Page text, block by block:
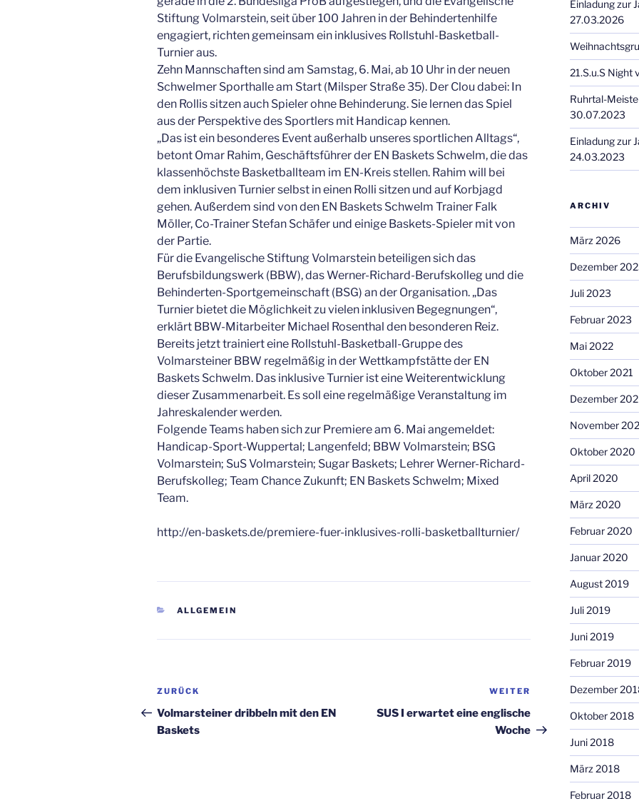
Stiftung Volmarstein, seit über 100 Jahren in der Behindertenhilfe
engagiert, richten gemeinsam ein inklusives Rollstuhl-Basketball-
Turnier aus.
Zehn Mannschaften sind am Samstag, 6. Mai, ab 10 Uhr in der neuen
Schwelmer Sporthalle am Start (Milsper Straße 35). Der Clou dabei: In
den Rollis sitzen auch Spieler ohne Behinderung. Sie lernen das Spiel
aus der Perspektive des Sportlers mit Handicap kennen.
„Das ist ein besonderes Event außerhalb unseres sportlichen Alltags“,
betont Omar Rahim, Geschäftsführer der EN Baskets Schwelm, die das
klassenhöchste Basketballteam im EN-Kreis stellen. Rahim will bei
dem inklusiven Turnier selbst in einen Rolli sitzen und auf Korbjagd
gehen. Außerdem sind von den EN Baskets Schwelm Trainer Falk
Möller, Co-Trainer Stefan Schäfer und einige Baskets-Spieler mit von
der Partie.
Für die Evangelische Stiftung Volmarstein beteiligen sich das
Berufsbildungswerk (BBW), das Werner-Richard-Berufskolleg und die
Behinderten-Sportgemeinschaft (BSG) an der Organisation. „Das
Turnier bietet die Möglichkeit zu vielen inklusiven Begegnungen“,
erklärt BBW-Mitarbeiter Michael Rosenthal den besonderen Reiz.
Bereits jetzt trainiert eine Rollstuhl-Basketball-Gruppe des
Volmarsteiner BBW regelmäßig in der Wettkampfstätte der EN
Baskets Schwelm. Das inklusive Turnier ist eine Weiterentwicklung
dieser Zusammenarbeit. Es soll eine regelmäßige Veranstaltung im
Jahreskalender werden.
Folgende Teams haben sich zur Premiere am 6. Mai angemeldet:
Handicap-Sport-Wuppertal; Langenfeld; BBW Volmarstein; BSG
Volmarstein; SuS Volmarstein; Sugar Baskets; Lehrer Werner-Richard-
Berufskolleg; Team Chance Zukunft; EN Baskets Schwelm; Mixed
Team.
http://en-baskets.de/premiere-fuer-inklusives-rolli-basketballturnier/
KATEGORIEN
ALLGEMEIN
Beitragsnavigation
Vorheriger
Beitrag
ZURÜCK
Volmarsteiner dribbeln mit den EN
Baskets
Nächster
Beitrag
WEITER
SUS I erwartet eine englische
Woche
Einladung zur
27.03.2026
21.S.u.S
Ruhrtal-
30.07.2023
Einladung zur
24.03.2023
ARCHIV
März 2026
Dezember
Juli 2023
Februar 2023
Mai 2022
Oktober 2021
Dezember
November
Oktober 2020
April 2020
März 2020
Februar 2020
Januar 2020
August 2019
Juli 2019
Juni 2019
Februar 2019
Dezember
Oktober 2018
Juni 2018
März 2018
Februar 2018